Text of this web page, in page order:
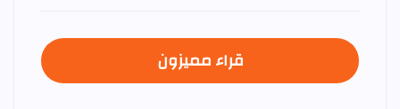
قراء مميزون